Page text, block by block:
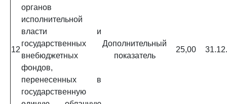
12
органов
исполнительной
власти и
государственных
внебюджетных
фондов,
перенесенных в
государственную
Дополнительный
показатель
25,00